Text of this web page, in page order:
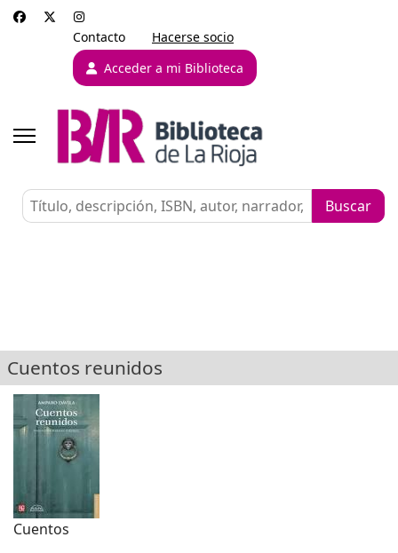
Contacto
Hacerse socio
Acceder a mi Biblioteca
Cuentos reunidos
Cuentos